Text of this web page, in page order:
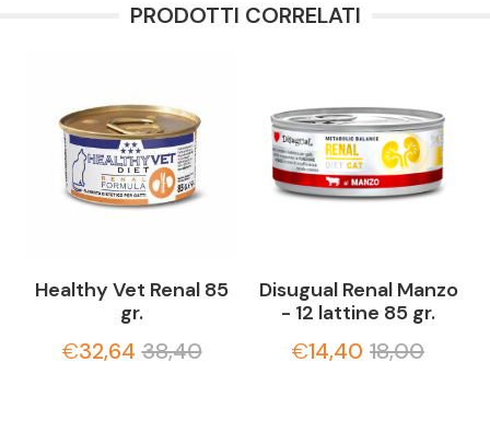
PRODOTTI CORRELATI
Healthy Vet Renal 85
gr.
€32,64 38,40
Disugual Renal Manzo
- 12 lattine 85 gr.
€14,40 18,00